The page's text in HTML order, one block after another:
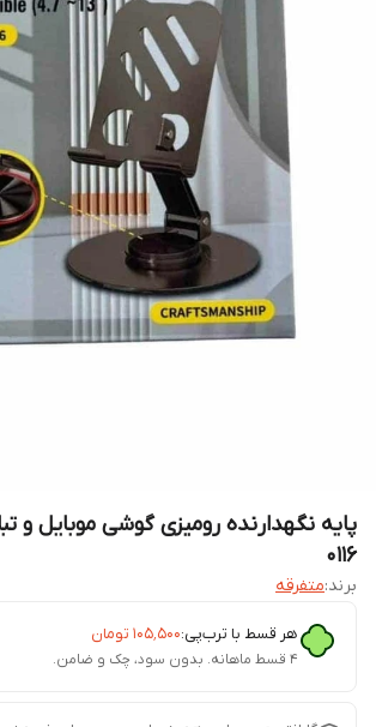
0116
برند:متفرقه
هر قسط با ترب‌پی:۱۰۵٬۵۰۰ تومان
۴ قسط ماهانه. بدون سود، چک و ضامن.